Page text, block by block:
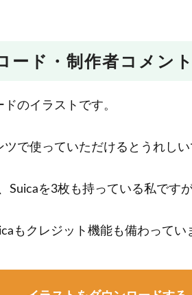
ード・制作者コメント
のイラストです。
ツで使っていただけるとうれしい
Suicaを3枚も持っている私です
もクレジット機能も備わってい